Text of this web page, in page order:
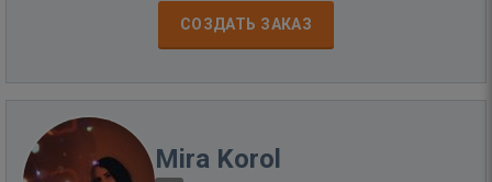
СОЗДАТЬ ЗАКАЗ
Mira Korol